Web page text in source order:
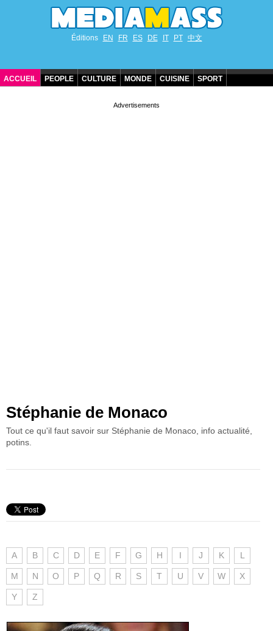
Éditions EN FR ES DE IT PT 中文
ACCUEIL PEOPLE CULTURE MONDE CUISINE SPORT
Stéphanie de Monaco
Tout ce qu'il faut savoir sur Stéphanie de Monaco, info actualité,
potins.
A B C D E F G H I J K L
M N O P Q R S T U V W X
Y Z